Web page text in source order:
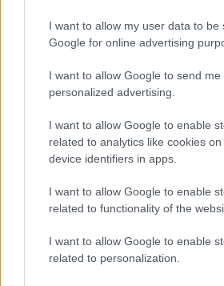
I want to allow my user data to be
Google for online advertising
I want to allow Google to send me
personalized advertising.
I want to allow Google to enable
related to analytics like cookies
device identifiers in apps.
I want to allow Google to enable
related to functionality of the
I want to allow Google to enable
related to personalization.